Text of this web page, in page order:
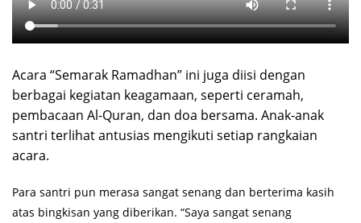
Acara “Semarak Ramadhan” ini juga diisi dengan
berbagai kegiatan keagamaan, seperti ceramah,
pembacaan Al-Quran, dan doa bersama. Anak-anak
santri terlihat antusias mengikuti setiap rangkaian
acara.
Para santri pun merasa sangat senang dan berterima kasih
atas bingkisan yang diberikan. “Saya sangat senang